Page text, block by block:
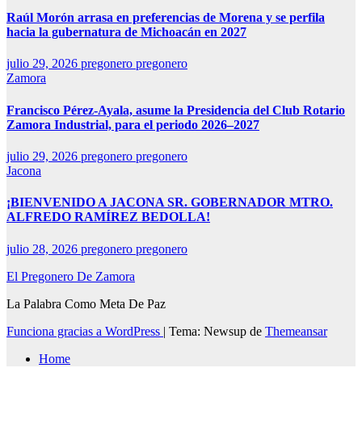
Raúl Morón arrasa en preferencias de Morena y se perfila
hacia la gubernatura de Michoacán en 2027
julio 29, 2026 pregonero pregonero
Zamora
Francisco Pérez-Ayala, asume la Presidencia del Club Rotario
Zamora Industrial, para el periodo 2026–2027
julio 29, 2026 pregonero pregonero
Jacona
¡BIENVENIDO A JACONA SR. GOBERNADOR MTRO.
ALFREDO RAMÍREZ BEDOLLA!
julio 28, 2026 pregonero pregonero
El Pregonero De Zamora
La Palabra Como Meta De Paz
Funciona gracias a WordPress | Tema: Newsup de Themeansar
Home